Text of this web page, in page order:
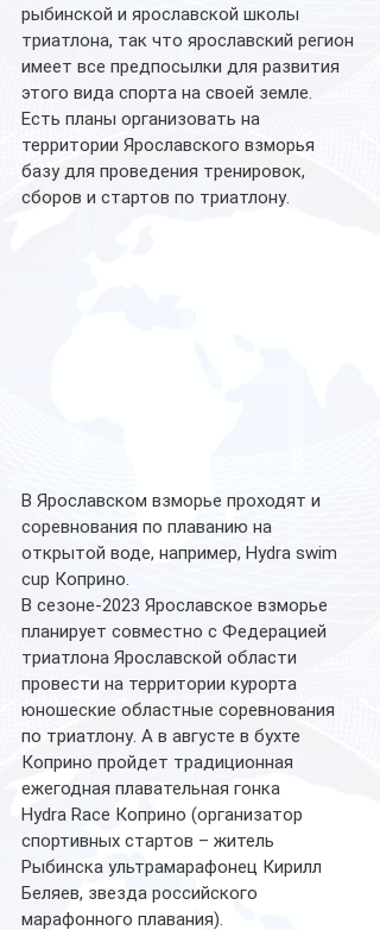
рыбинской и ярославской школы
триатлона, так что ярославский регион
имеет все предпосылки для развития
этого вида спорта на своей земле.
Есть планы организовать на
территории Ярославского взморья
базу для проведения тренировок,
сборов и стартов по триатлону.
В Ярославском взморье проходят и
соревнования по плаванию на
открытой воде, например, Hydra swim
cup Коприно.
В сезоне-2023 Ярославское взморье
планирует совместно с Федерацией
триатлона Ярославской области
провести на территории курорта
юношеские областные соревнования
по триатлону. А в августе в бухте
Коприно пройдет традиционная
ежегодная плавательная гонка
Hydra Race Коприно (организатор
спортивных стартов – житель
Рыбинска ультрамарафонец Кирилл
Беляев, звезда российского
марафонного плавания).